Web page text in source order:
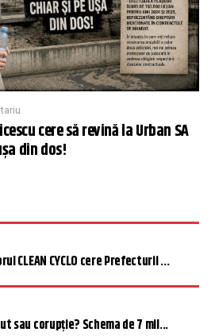
cere să revină la Urban SA
din dos!
CLEAN CYCLO cere Prefecturii ...
sau corupție? Schema de 7 mil...